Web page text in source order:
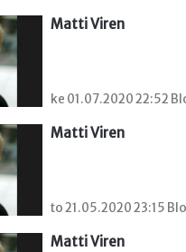
Matti Viren
ke 01.07.2020 22:52
Matti Viren
to 21.05.2020 23:15
Matti Viren